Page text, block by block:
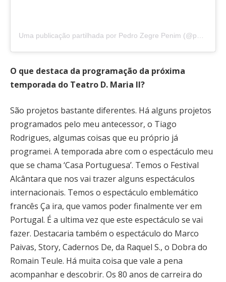
O que destaca da programação da próxima
temporada do Teatro D. Maria II?
São projetos bastante diferentes. Há alguns projetos
programados pelo meu antecessor, o Tiago
Rodrigues, algumas coisas que eu próprio já
programei. A temporada abre com o espectáculo meu
que se chama ‘Casa Portuguesa’. Temos o Festival
Alcântara que nos vai trazer alguns espectáculos
internacionais. Temos o espectáculo emblemático
francês Ça ira, que vamos poder finalmente ver em
Portugal. É a ultima vez que este espectáculo se vai
fazer. Destacaria também o espectáculo do Marco
Paivas, Story, Cadernos De, da Raquel S., o Dobra do
Romain Teule. Há muita coisa que vale a pena
acompanhar e descobrir. Os 80 anos de carreira do